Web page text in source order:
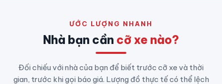
ƯỚC LƯỢNG NHANH
Nhà bạn cần cỡ xe nào?
Đối chiếu với nhà của bạn để biết trước cỡ xe và thời
gian, trước khi gọi báo giá. Lượng đồ thực tế có thể lệch